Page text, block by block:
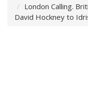
London Calling.
David Hockney to